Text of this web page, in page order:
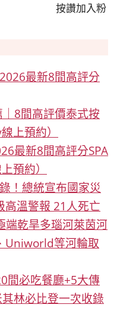
按讚加入粉
最新8間高評分
8間高評價泰式按
上預約）
最新8間高評分SPA
預約）
！總統宣布國家災
高溫警報 21人死亡
端乾旱多瑙河萊茵河
Uniworld等河輪取
間必吃餐廳+5大傳
林必比登一次收錄